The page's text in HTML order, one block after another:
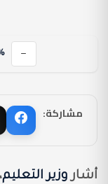
مشاركة:
أشاروزير التعليم